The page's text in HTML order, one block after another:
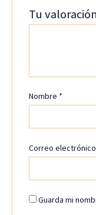
Tu valoración
Nombre *
Correo electrónico
Guarda mi